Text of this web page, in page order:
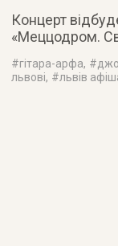
Концерт
«Меццодром.
#гітара-арфа, #
львові, #львів